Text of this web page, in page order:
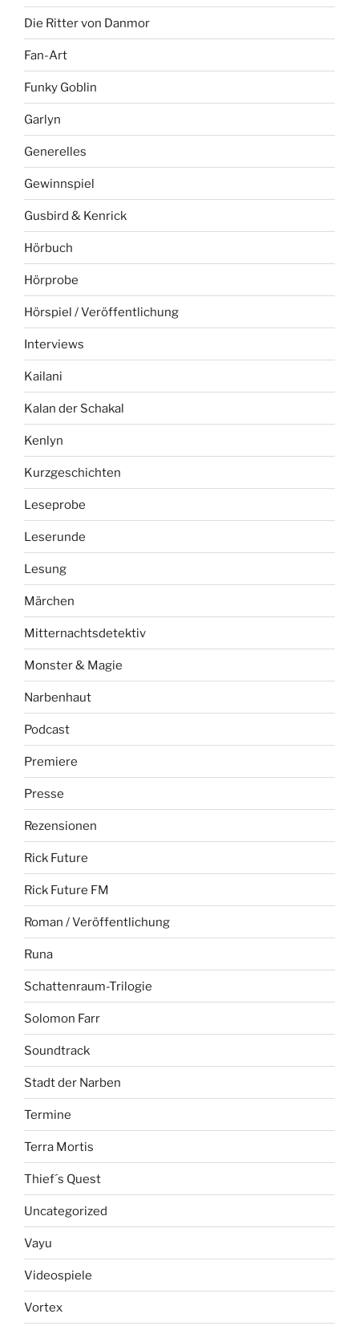
Die Ritter von Danmor
Fan-Art
Funky Goblin
Garlyn
Generelles
Gewinnspiel
Gusbird & Kenrick
Hörbuch
Hörprobe
Hörspiel / Veröffentlichung
Interviews
Kailani
Kalan der Schakal
Kenlyn
Kurzgeschichten
Leseprobe
Leserunde
Lesung
Märchen
Mitternachtsdetektiv
Monster & Magie
Narbenhaut
Podcast
Premiere
Presse
Rezensionen
Rick Future
Rick Future FM
Roman / Veröffentlichung
Runa
Schattenraum-Trilogie
Solomon Farr
Soundtrack
Stadt der Narben
Termine
Terra Mortis
Thief´s Quest
Uncategorized
Vayu
Videospiele
Vortex